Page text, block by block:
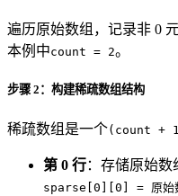
遍历原始数组，记录非 0
本例中count = 2。
步骤 2：构建稀疏数组结构
稀疏数组是一个(count +
第 0 行：存储原始数
sparse[0][0] = 原始